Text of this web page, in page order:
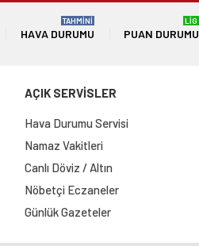
HAVA DURUMU
TAHMİNİ
PUAN DURUMU
LİG
AÇIK SERVİSLER
Hava Durumu Servisi
Namaz Vakitleri
Canlı Döviz / Altın
Nöbetçi Eczaneler
Günlük Gazeteler